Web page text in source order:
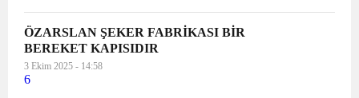
ÖZARSLAN ŞEKER FABRİKASI BİR
BEREKET KAPISIDIR
3 Ekim 2025 - 14:58
6